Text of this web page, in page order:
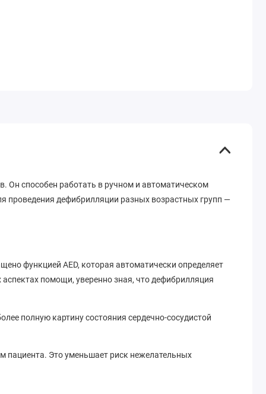
Он способен работать в ручном и автоматическом
проведения дефибрилляции разных возрастных групп —
функцией AED, которая автоматически определяет
помощи, уверенно зная, что дефибрилляция
полную картину состояния сердечно-сосудистой
пациента. Это уменьшает риск нежелательных